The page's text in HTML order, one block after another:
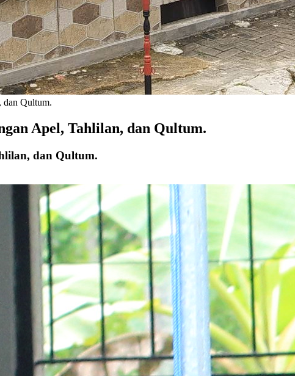
dan Qultum.
Apel, Tahlilan, dan Qultum.
dan Qultum.